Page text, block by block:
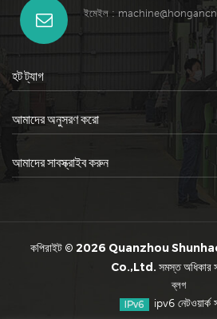
ইমেইল :
হট ট্যাগ
আমাদের অনুসরণ করো
আমাদের সাবস্ক্রাইব করুন
কপিরাইট © 2026 Quanzhou
Co.,Ltd. সমস্ত অধিকার
ব্লগ
ipv6 নেটওয়ার্ক